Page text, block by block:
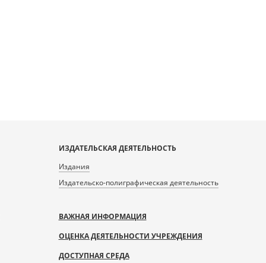
ИЗДАТЕЛЬСКАЯ ДЕЯТЕЛЬНОСТЬ
Издания
Издательско-полиграфическая деятельность
ВАЖНАЯ ИНФОРМАЦИЯ
ОЦЕНКА ДЕЯТЕЛЬНОСТИ УЧРЕЖДЕНИЯ
ДОСТУПНАЯ СРЕДА